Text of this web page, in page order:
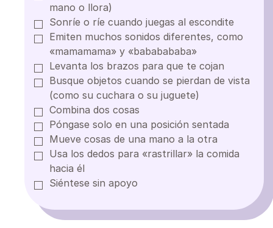
mano o llora)
Sonríe o ríe cuando juegas al escondite
Emiten muchos sonidos diferentes, como
«mamamama» y «bababababa»
Levanta los brazos para que te cojan
Busque objetos cuando se pierdan de vista
(como su cuchara o su juguete)
Combina dos cosas
Póngase solo en una posición sentada
Mueve cosas de una mano a la otra
Usa los dedos para «rastrillar» la comida
hacia él
Siéntese sin apoyo